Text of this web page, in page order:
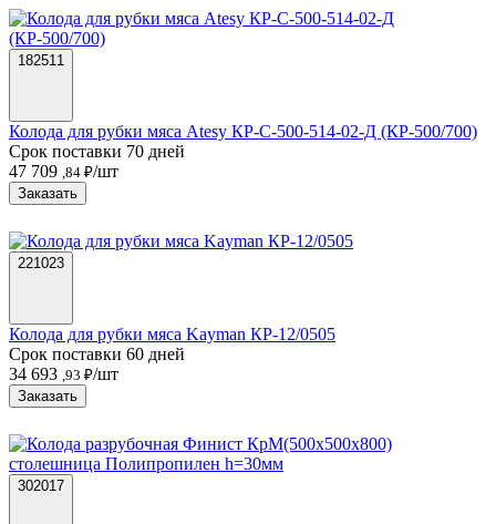
182511
Колода для рубки мяса Atesy КР-С-500-514-02-Д (КР-500/700)
Срок поставки 70 дней
47 709 ,84 ₽/шт
Заказать
221023
Колода для рубки мяса Kayman КР-12/0505
Срок поставки 60 дней
34 693 ,93 ₽/шт
Заказать
302017